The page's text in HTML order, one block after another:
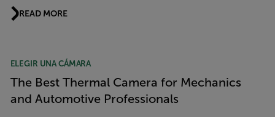
READ MORE
ELEGIR UNA CÁMARA
The Best Thermal Camera for Mechanics
and Automotive Professionals